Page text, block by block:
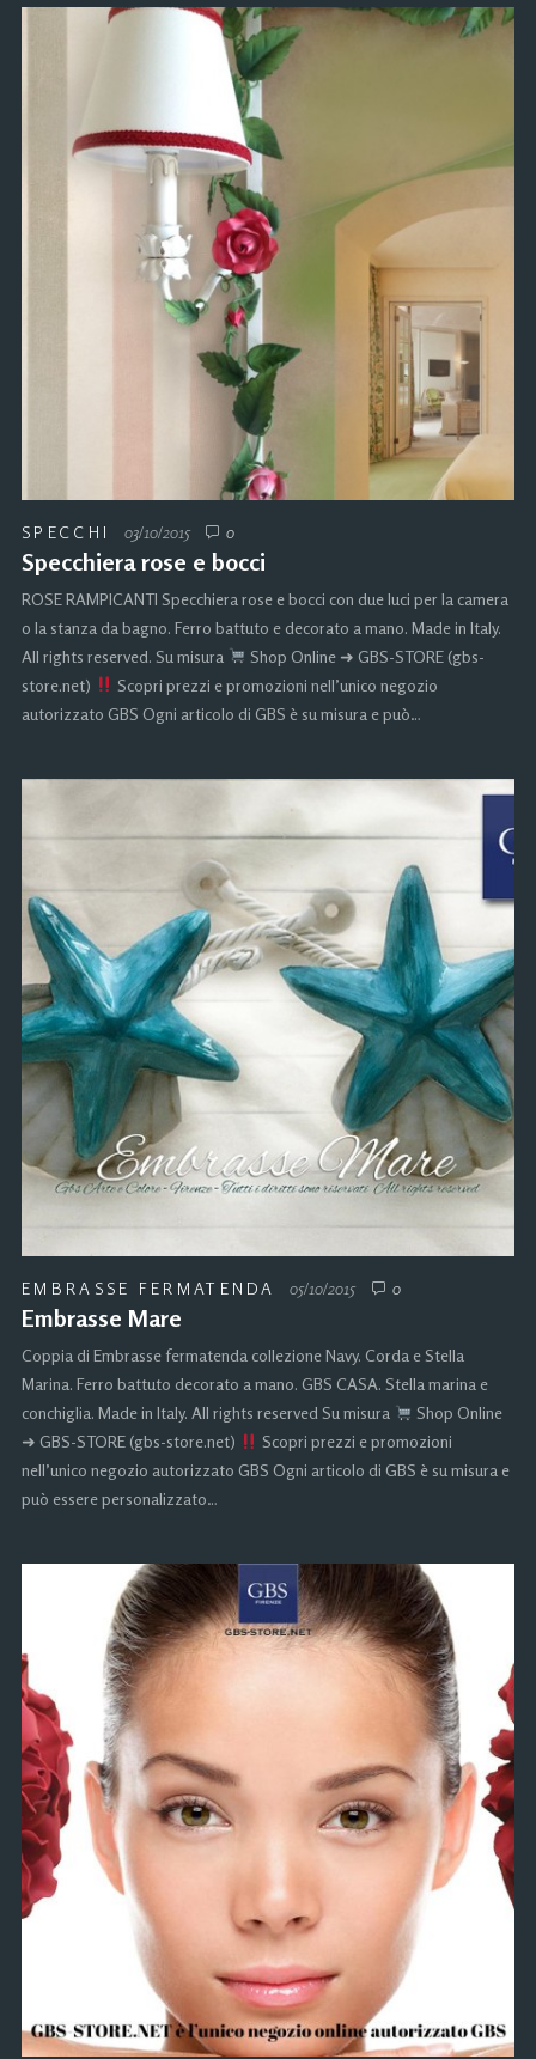
SPECCHI 03/10/2015 0
Specchiera rose e bocci
ROSE RAMPICANTI Specchiera rose e bocci con due luci per la camera
o la stanza da bagno. Ferro battuto e decorato a mano. Made in Italy.
All rights reserved. Su misura
Shop Online ➜ GBS-STORE (gbs-
store.net)
Scopri prezzi e promozioni nell’unico negozio
autorizzato GBS Ogni articolo di GBS è su misura e può…
EMBRASSE FERMATENDA 05/10/2015 0
Embrasse Mare
Coppia di Embrasse fermatenda collezione Navy. Corda e Stella
Marina. Ferro battuto decorato a mano. GBS CASA. Stella marina e
conchiglia. Made in Italy. All rights reserved Su misura
Shop Online
➜ GBS-STORE (gbs-store.net)
Scopri prezzi e promozioni
nell’unico negozio autorizzato GBS Ogni articolo di GBS è su misura e
può essere personalizzato…